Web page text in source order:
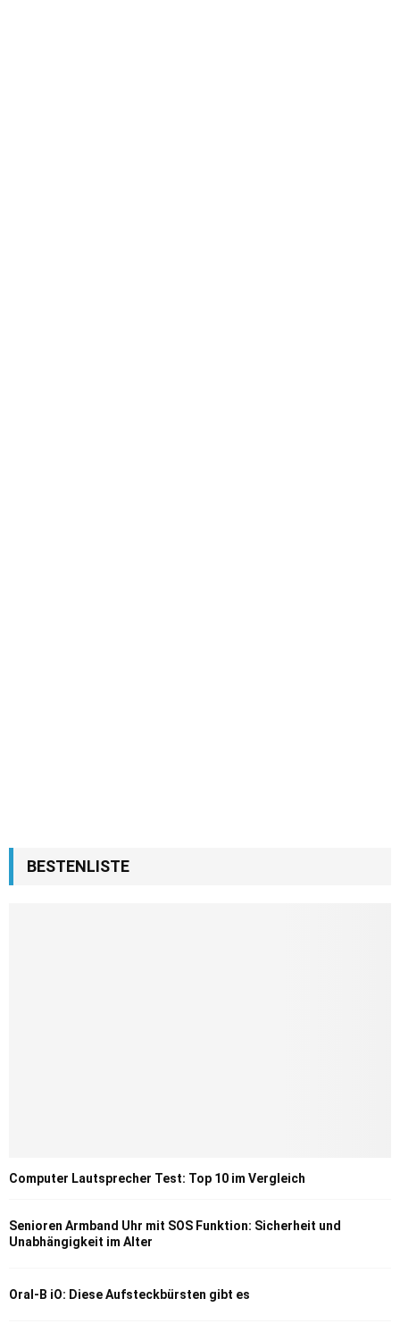
BESTENLISTE
Computer Lautsprecher Test: Top 10 im Vergleich
Senioren Armband Uhr mit SOS Funktion: Sicherheit und
Unabhängigkeit im Alter
Oral-B iO: Diese Aufsteckbürsten gibt es